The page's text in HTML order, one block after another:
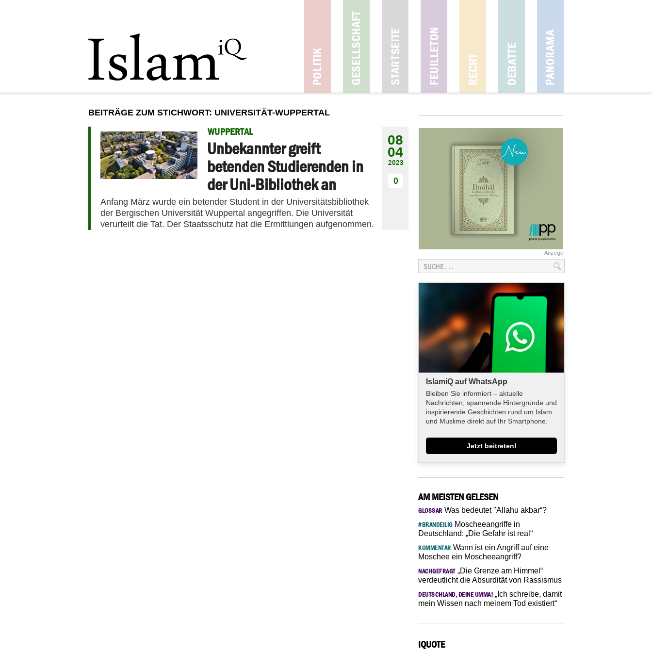
BEITRÄGE ZUM STICHWORT: UNIVERSITÄT-WUPPERTAL
WUPPERTAL
Unbekannter greift
betenden Studierenden in
der Uni-Bibliothek an
Anfang März wurde ein betender Student in der Universitätsbibliothek
der Bergischen Universität Wuppertal angegriffen. Die Universität
verurteilt die Tat. Der Staatsschutz hat die Ermittlungen aufgenommen.
08
04
2023
0
Anzeige
IslamiQ auf WhatsApp
Bleiben Sie informiert – aktuelle
Nachrichten, spannende Hintergründe und
inspirierende Geschichten rund um Islam
und Muslime direkt auf Ihr Smartphone.
Jetzt beitreten!
AM MEISTEN GELESEN
GLOSSAR Was bedeutet "Allahu akbar“?
#BRANDEILIGMoscheeangriffe in
Deutschland: „Die Gefahr ist real“
KOMMENTAR Wann ist ein Angriff auf eine
Moschee ein Moscheeangriff?
NACHGEFRAGT„Die Grenze am Himmel“
verdeutlicht die Absurdität von Rassismus
DEUTSCHLAND, DEINE UMMA! „Ich schreibe, damit
mein Wissen nach meinem Tod existiert“
IQUOTE